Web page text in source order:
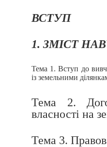
ВСТУП
1. ЗМІСТ
Тема 1. Вступ до
із земельними
Тема 2.
власності на
Тема 3.